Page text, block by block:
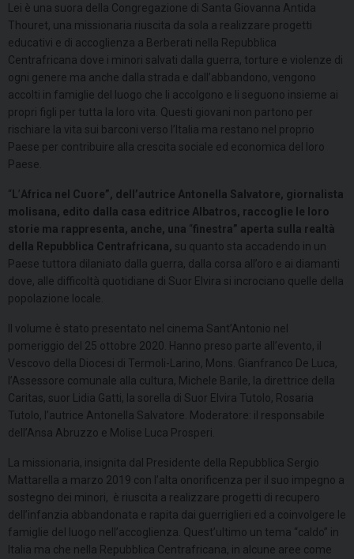
Lei è una suora della Congregazione di Santa Giovanna Antida
Thouret, una missionaria riuscita da sola a realizzare progetti
educativi e di accoglienza a Berberati nella Repubblica
Centrafricana dove i minori salvati dalla guerra, torture e violenze di
ogni genere ma anche dalla strada e dall’abbandono, vengono
accolti in famiglie del luogo che li accolgono e li seguono insieme ai
propri figli per tutta la loro vita. Questi giovani non partono per
rischiare la vita sui barconi verso l’Italia ma restano nel proprio
Paese per contribuire alla crescita sociale ed economica del loro
Paese.
“ ’Africa nel Cuore”, dell’autrice Antonella Salvatore, giornalista
molisana, edito dalla casa editrice Albatros, raccoglie le loro
storie ma rappresenta, anche, una “finestra” aperta sulla realtà
della Repubblica Centrafricana, su quanto sta accadendo in un
Paese tuttora dilaniato dalla guerra, dalla corsa all’oro e ai diamanti
dove, alle difficoltà quotidiane di Suor Elvira si incrociano quelle della
popolazione locale.
Il volume è stato presentato nel cinema Sant’Antonio nel
pomeriggio del 25 ottobre 2020. Hanno preso parte all’evento, il
Vescovo della Diocesi di Termoli-Larino, Mons. Gianfranco De Luca,
l’Assessore comunale alla cultura, Michele Barile, la direttrice della
Caritas, suor Lidia Gatti, la sorella di Suor Elvira Tutolo, Rosaria
Tutolo, l’autrice Antonella Salvatore. Moderatore: il responsabile
dell’Ansa Abruzzo e Molise Luca Prosperi.
La missionaria, insignita dal Presidente della Repubblica Sergio
Mattarella a marzo 2019 con l’alta onorificenza per il suo impegno a
sostegno dei minori, è riuscita a realizzare progetti di recupero
dell’infanzia abbandonata e rapita dai guerriglieri ed a coinvolgere le
famiglie del luogo nell’accoglienza. Quest’ultimo un tema “caldo” in
Italia ma che nella Repubblica Centrafricana, in alcune aree come